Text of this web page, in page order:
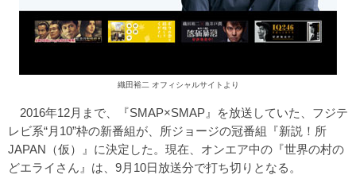
織田裕二 オフィシャルサイトより
2016年12月まで、『SMAP×SMAP』を放送していた、フジテ
レビ系“月10”枠の新番組が、所ジョージの冠番組『新説！所
JAPAN（仮）』に決定した。現在、オンエア中の『世界の村の
どエライさん』は、9月10日放送分で打ち切りとなる。